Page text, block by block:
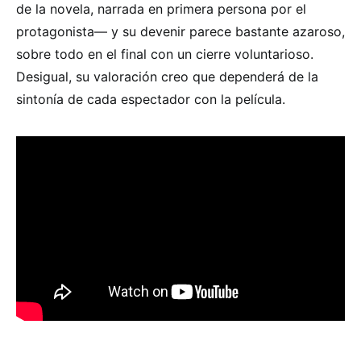
de la novela, narrada en primera persona por el
protagonista— y su devenir parece bastante azaroso,
sobre todo en el final con un cierre voluntarioso.
Desigual, su valoración creo que dependerá de la
sintonía de cada espectador con la película.